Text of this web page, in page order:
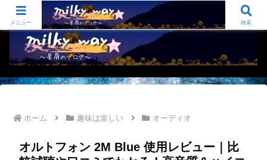
sugi-sugu夫婦のふたりごと オーディオ/仕事と生活のお役立ち/いろいろ…
ホーム 趣味は楽しい オーディオ
オルトフォン 2M Blue 使用レビュー｜比
メニュー 検索